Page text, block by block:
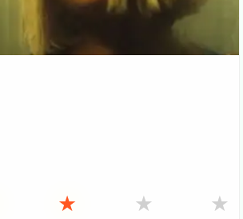
★ ★ ★